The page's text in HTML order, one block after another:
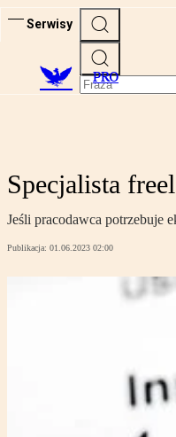
Serwisy
PRO
Specjalista
Jeśli pracodawca potrzebuje
Publikacja: 01.06.2023 02:00